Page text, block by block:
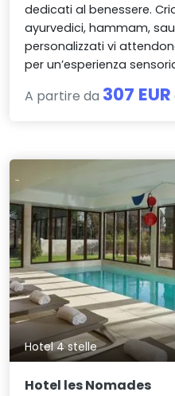
dedicati al benessere.
ayurvedici, hammam,
personalizzati vi
per un’esperienza
A partire da 307 EUR
Hotel 4 stelle
Hotel les Nomades